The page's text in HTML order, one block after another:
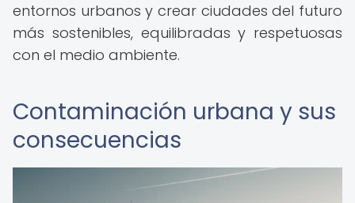
entornos urbanos y crear ciudades del futuro
más sostenibles, equilibradas y respetuosas
con el medio ambiente.
Contaminación urbana y sus
consecuencias